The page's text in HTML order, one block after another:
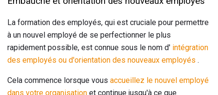
La formation des employés, qui est cruciale pour permettre
à un nouvel employé de se perfectionner le plus
rapidement possible, est connue sous le nom d' intégration
des employés ou d'orientation des nouveaux employés .
Cela commence lorsque vous accueillez le nouvel employé
dans votre organisation et continue jusqu'à ce que